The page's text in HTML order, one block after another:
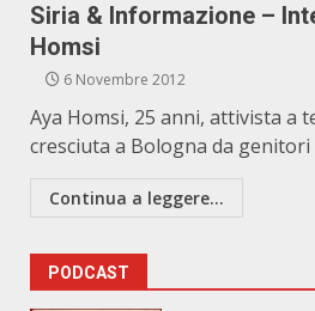
Siria & Informazione –
Homsi
6 Novembre 2012
Aya Homsi, 25 anni, attivista a
cresciuta a Bologna da genitori
Continua a leggere...
PODCAST